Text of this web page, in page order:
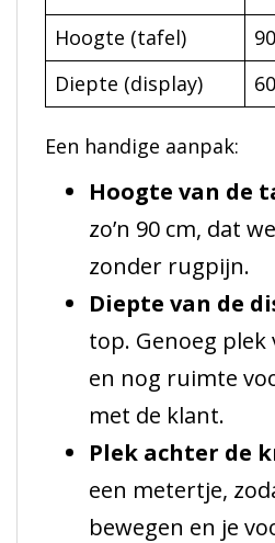
Hoogte (tafel)
90
Diepte (display)
60
Een handige aanpak:
Hoogte van de
zo’n 90 cm, dat
zonder rugpijn.
Diepte van de
top. Genoeg
en nog ruimte
met de klant.
Plek achter de
een metertje,
bewegen en je